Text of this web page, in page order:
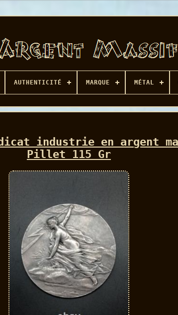
AUTHENTICITÉ MARQUE MÉTAL
industrie en argent
Pillet 115 Gr